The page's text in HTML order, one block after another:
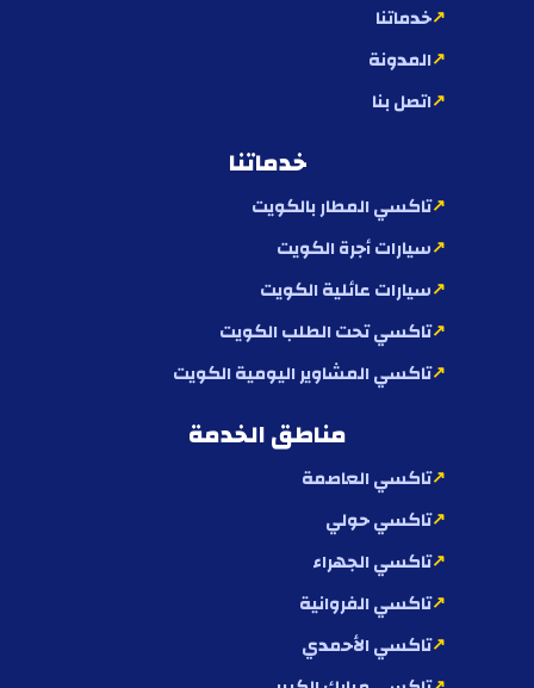
خدماتنا
المدونة
اتصل بنا
خدماتنا
تاكسي المطار بالكويت
سيارات أجرة الكويت
سيارات عائلية الكويت
تاكسي تحت الطلب الكويت
تاكسي المشاوير اليومية الكويت
مناطق الخدمة
تاكسي العاصمة
تاكسي حولي
تاكسي الجهراء
تاكسي الفروانية
تاكسي الأحمدي